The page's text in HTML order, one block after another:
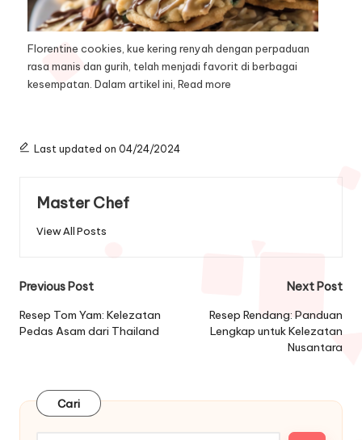
Florentine cookies, kue kering renyah dengan perpaduan
rasa manis dan gurih, telah menjadi favorit di berbagai
kesempatan. Dalam artikel ini, Read more
Last updated on 04/24/2024
Master Chef
View All Posts
Post
navigation
Previous Post
Resep Tom Yam: Kelezatan
Pedas Asam dari Thailand
Next Post
Resep Rendang: Panduan
Lengkap untuk Kelezatan
Nusantara
Cari